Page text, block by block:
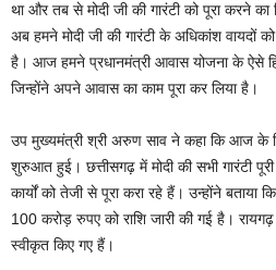
था और तब से मोदी जी की गारंटी को पूरा करने
अब हमने मोदी जी की गारंटी के अधिकांश वायदों
है। आज हमने प्रधानमंत्री आवास योजना के ऐसे
जिन्होंने अपने आवास का काम पूरा कर लिया है।
उप मुख्यमंत्री श्री अरुण साव ने कहा कि आज के
शुरुआत हुई। छत्तीसगढ़ में मोदी की सभी गारंटी
कार्यों को तेजी से पूरा करा रहे हैं। उन्होंने बताया
100 करोड़ रुपए को राशि जारी की गई है।
स्वीकृत किए गए हैं।